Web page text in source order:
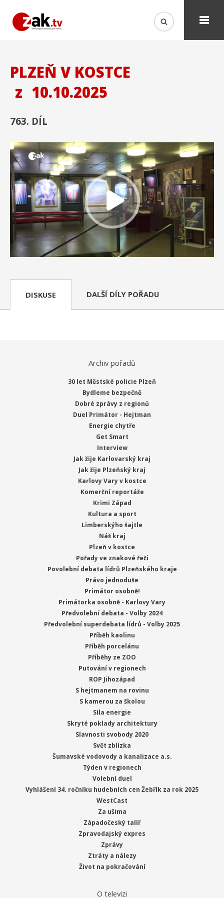
PLZEŇ V KOSTCE
z 10.10.2025
763. DÍL
DISKUSE DALŠÍ DÍLY POŘADU
Archiv pořadů
30 let Městské policie Plzeň
Bydleme bezpečně
Dobré zprávy z regionů
Duel Primátor - Hejtman
Energie chytře
Get Smart
Interview
Jak žije Karlovarský kraj
Jak žije Plzeňský kraj
Karlovy Vary v kostce
Komerční reportáže
Krimi Západ
Kultura a sport
Limberskýho šajtle
Náš kraj
Plzeň v kostce
Pořady ve znakové řeči
Povolební debata lídrů Plzeňského kraje
Právo jednoduše
Primátor osobně!
Primátorka osobně - Karlovy Vary
Předvolební debata - Volby 2024
Předvolební superdebata lídrů - Volby 2025
Příběh kaolinu
Příběh porcelánu
Příběhy ze ZOO
Putování v regionech
ROP Jihozápad
S hejtmanem na rovinu
S kamerou za školou
Síla energie
Skryté poklady architektury
Slavnosti svobody 2020
Svět zblízka
Šumavské vodovody a kanalizace a.s.
Týden v regionech
Volební duel
Vyhlášení 34. ročníku hudebních cen Žebřík za rok 2025
WestCast
Za ušima
Západočeský talíř
Zpravodajský expres
Zprávy
Ztráty a nálezy
Život na pokračování
O televizi